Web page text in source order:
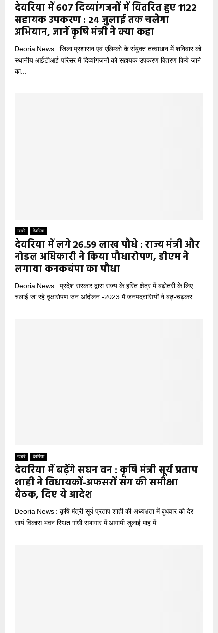
देवरिया में 607 दिव्यांगजनों में वितरित हुए 1122
सहायक उपकरण : 24 जुलाई तक चलेगा
अभियान, जानें कृषि मंत्री ने क्या कहा
Deoria News : जिला प्रशासन एवं एलिम्को के संयुक्त तत्वाधान में शनिवार को
स्थानीय आईटीआई परिसर में दिव्यांगजनों को सहायक उपकरण वितरण किये जाने
का...
खबरें देवरिया
देवरिया में लगे 26.59 लाख पौधे : राज्य मंत्री और
नोडल अधिकारी ने किया पौधारोपण, डीएम ने
लगाया कनकचंपा का पौधा
Deoria News : प्रदेश सरकार द्वारा राज्य के हरित क्षेत्र में बढ़ोतरी के लिए
चलाई जा रहे वृक्षारोपण जन आंदोलन -2023 में जनपदवासियों ने बढ़-चढ़कर...
खबरें देवरिया
देवरिया में बढ़ेंगे सघन वन : कृषि मंत्री सूर्य प्रताप
शाही ने विधायकों-अफसरों संग की समीक्षा
बैठक, दिए ये आदेश
Deoria News : कृषि मंत्री सूर्य प्रताप शाही की अध्यक्षता में बुधवार की देर
सायं विकास भवन स्थित गांधी सभागार में आगामी जुलाई माह में...